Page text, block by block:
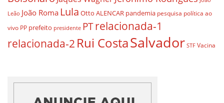
Leão João Roma Lula Otto ALENCAR pandemia pesquisa política ao
vivo PP prefeito presidente PTrelacionada-1
relacionada-2 Rui CostaSalvador STF Vacina